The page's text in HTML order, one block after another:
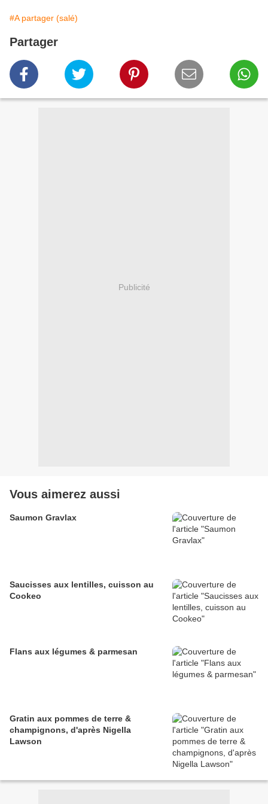
#A partager (salé)
Partager
Publicité
Vous aimerez aussi
Saumon Gravlax
Saucisses aux lentilles, cuisson au
Cookeo
Flans aux légumes & parmesan
Gratin aux pommes de terre &
champignons, d'après Nigella
Lawson